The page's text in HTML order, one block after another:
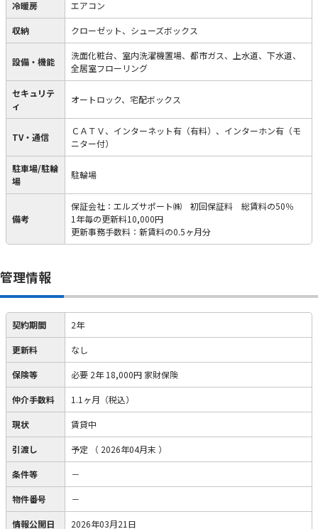
冷暖房 エアコン
収納 クローゼット、シューズボックス
設備・機能
洗面化粧台、室内洗濯機置場、都市ガス、上水道、下水道、
全居室フローリング
セキュリテ
ィ
オートロック、宅配ボックス
TV・通信
ＣＡＴＶ、インターネット有（有料）、インターホン有（モ
ニター付）
駐車場/駐輪
場
駐輪場
備考
保証会社：エルズサポート㈱ 初回保証料 総賃料の50％
1年毎の更新料10,000円
更新事務手数料：新賃料の0.5ヶ月分
管理情報
契約期間 2年
更新料 なし
保険等 必要 2年 18,000円 家財保険
仲介手数料 1.1ヶ月（税込）
現状 賃貸中
引渡し 予定 （ 2026年04月末 ）
条件等 －
物件番号 －
情報公開日 2026年03月21日